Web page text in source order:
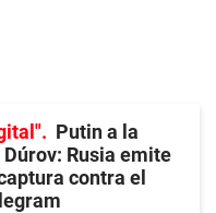
Putin a la
Rusia emite
contra el